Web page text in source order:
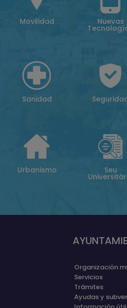
Movilidad Nuevas
Sanidad
Urbanismo Seu
Organización
Servicios
Trámites
Ayudas y